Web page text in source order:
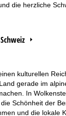
die herzliche
kulturellen
gerade im
In
Schönheit der
und die lokale